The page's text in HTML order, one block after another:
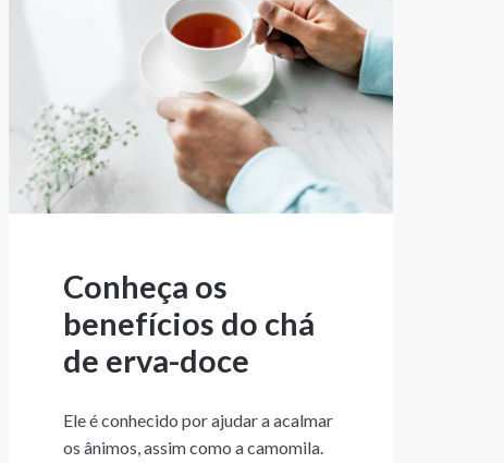
Conheça os
benefícios do chá
de erva-doce
Ele é conhecido por ajudar a acalmar
os ânimos, assim como a camomila.